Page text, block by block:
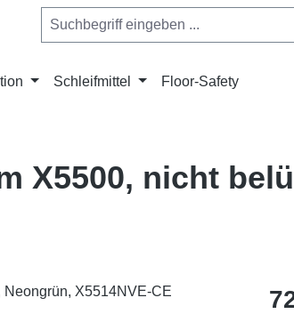
Schleifmittel Floor-Safety
nicht